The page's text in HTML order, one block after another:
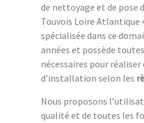
de nettoyage et de pose
Touvois Loire Atlantique
spécialisée dans ce
années et possède
nécessaires pour réaliser
d’installation selon les
Nous proposons
qualité et de toutes les